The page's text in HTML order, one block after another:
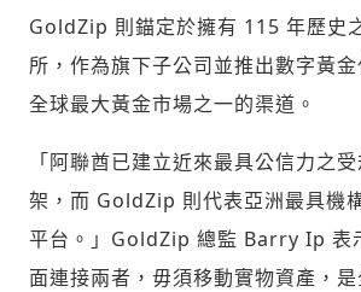
GoldZip 則錨定於擁有 115 年歷史
所，作為旗下子公司並推出數字黃
全球最大黃金市場之一的渠道。
「阿聯酋已建立近來最具公信力之
架，而 GoldZip 則代表亞洲最具機
平台。」GoldZip 總監 Barry Ip 表
面連接兩者，毋須移動實物資產，